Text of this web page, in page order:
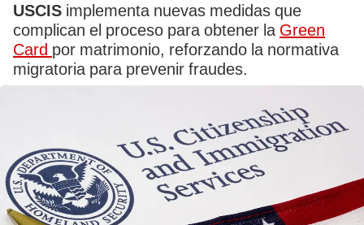
USCIS implementa nuevas medidas que
complican el proceso para obtener la Green
Card por matrimonio, reforzando la normativa
migratoria para prevenir fraudes.